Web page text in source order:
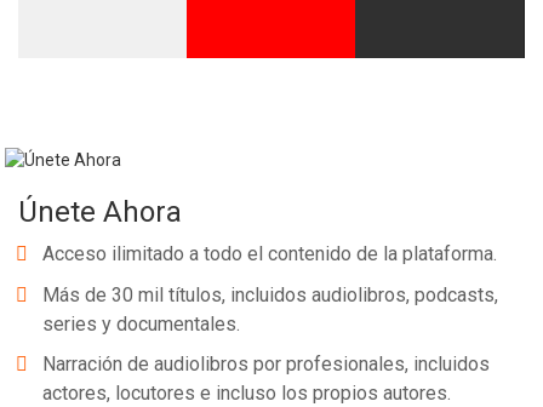
Únete Ahora
Acceso ilimitado a todo el contenido de la plataforma.
Más de 30 mil títulos, incluidos audiolibros, podcasts,
series y documentales.
Narración de audiolibros por profesionales, incluidos
actores, locutores e incluso los propios autores.